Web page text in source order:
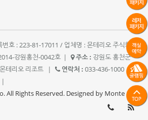
번호 : 223-81-17011 / 업체명 : 몬테리오 주식회사
강원홍천-0042호 | 주소 : 강원도 홍천군
테리오 리조트
| 연락처 : 033-436-1000
|
|
All Rights Reserved. Designed by Monte rio.